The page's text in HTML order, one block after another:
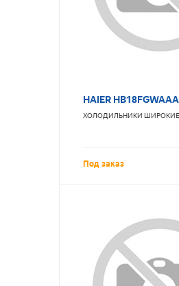
HAIER
ХОЛОДИЛЬНИКИ ШИРОКИЕ
Под заказ